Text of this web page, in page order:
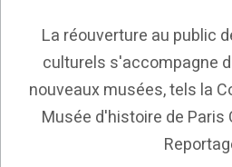
La réouverture au public
culturels s'accompagne
nouveaux musées, tels la
Musée d'histoire de Paris